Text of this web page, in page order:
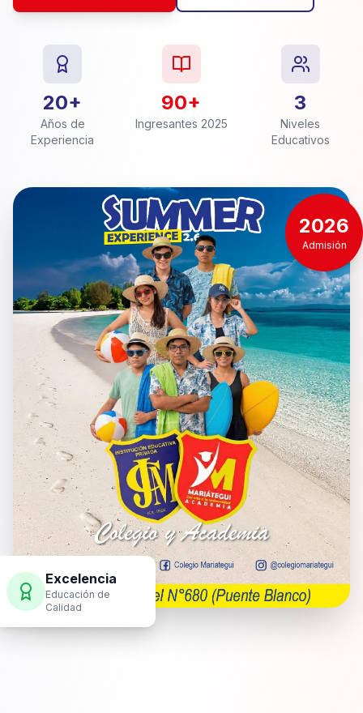
20+
Años de
Experiencia
90+
Ingresantes 2025
3
Niveles
Educativos
Excelencia
Educación de
Calidad
2026
Admisión